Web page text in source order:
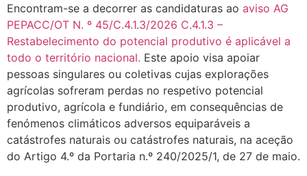
Encontram-se a decorrer as candidaturas ao aviso AG
PEPACC/OT N. º 45/C.4.1.3/2026 C.4.1.3 –
Restabelecimento do potencial produtivo é aplicável a
todo o território nacional. Este apoio visa apoiar
pessoas singulares ou coletivas cujas explorações
agrícolas sofreram perdas no respetivo potencial
produtivo, agrícola e fundiário, em consequências de
fenómenos climáticos adversos equiparáveis a
catástrofes naturais ou catástrofes naturais, na aceção
do Artigo 4.º da Portaria n.º 240/2025/1, de 27 de maio.